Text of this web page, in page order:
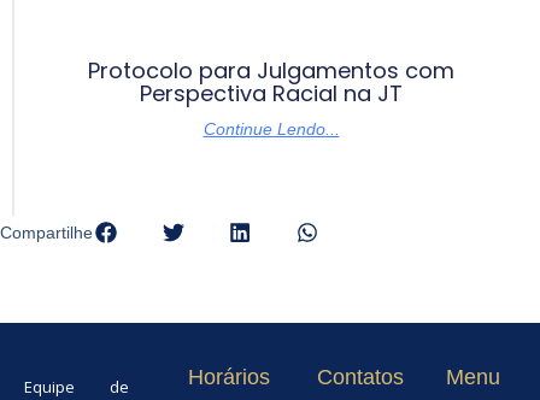
Protocolo para Julgamentos com
Perspectiva Racial na JT
Continue Lendo...
Compartilhe
Equipe de
Horários Contatos Menu